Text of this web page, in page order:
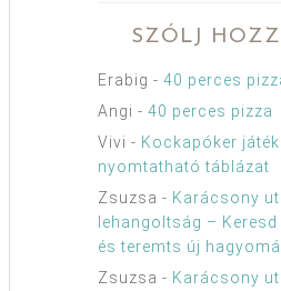
SZÓLJ
Erabig - 40 perces
Angi - 40 perces pizza
Vivi - Kockapóker
nyomtatható táblázat
Zsuzsa - Karácsony
lehangoltság – Keresd
és teremts új
Zsuzsa - Karácsony